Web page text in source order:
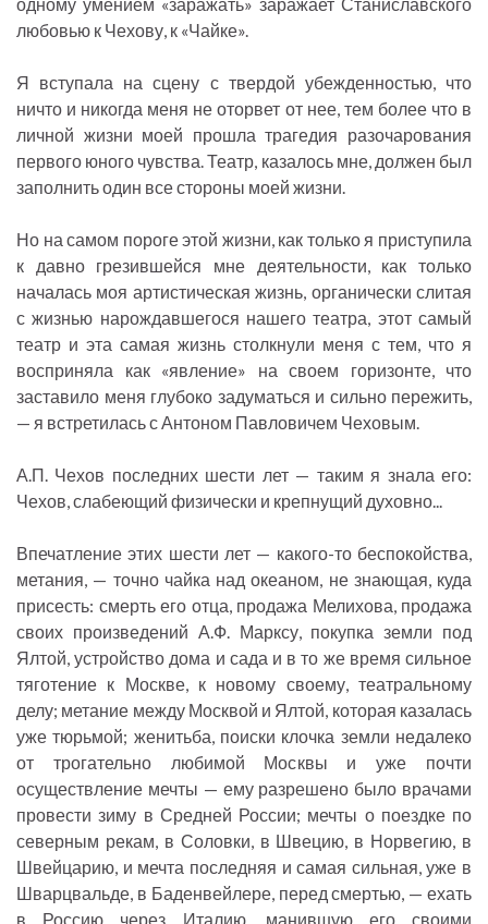
любовью к Чехову, к «Чайке».
Я вступала на сцену с твердой убежденностью, что
ничто и никогда меня не оторвет от нее, тем более что в
личной жизни моей прошла трагедия разочарования
первого юного чувства. Театр, казалось мне, должен был
заполнить один все стороны моей жизни.
Но на самом пороге этой жизни, как только я приступила
к давно грезившейся мне деятельности, как только
началась моя артистическая жизнь, органически слитая
с жизнью нарождавшегося нашего театра, этот самый
театр и эта самая жизнь столкнули меня с тем, что я
восприняла как «явление» на своем горизонте, что
заставило меня глубоко задуматься и сильно пережить,
— я встретилась с Антоном Павловичем Чеховым.
А.П. Чехов последних шести лет — таким я знала его:
Чехов, слабеющий физически и крепнущий духовно...
Впечатление этих шести лет — какого-то беспокойства,
метания, — точно чайка над океаном, не знающая, куда
присесть: смерть его отца, продажа Мелихова, продажа
своих произведений А.Ф. Марксу, покупка земли под
Ялтой, устройство дома и сада и в то же время сильное
тяготение к Москве, к новому своему, театральному
делу; метание между Москвой и Ялтой, которая казалась
уже тюрьмой; женитьба, поиски клочка земли недалеко
от трогательно любимой Москвы и уже почти
осуществление мечты — ему разрешено было врачами
провести зиму в Средней России; мечты о поездке по
северным рекам, в Соловки, в Швецию, в Норвегию, в
Швейцарию, и мечта последняя и самая сильная, уже в
Шварцвальде, в Баденвейлере, перед смертью, — ехать
в Россию через Италию, манившую его своими